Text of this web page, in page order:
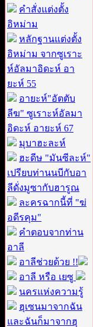
คำสั่งแต่งตั้ง
อิหม่าม
หลักฐานแต่งตั้ง
อิหม่าม จากซูเราะ
ห์อัลมาอิดะห์ อา
ยะห์ 55
อายะห์"อัตตับ
ลีฆ" ซูเราะห์อัลมา
อิดะห์ อายะห์ 67
มุบาฮะละห์
ฮะดีษ "มันซีละห์"
เปรียบท่านนบีกับอา
ลีดั่งมูซากับฮารูณ
ละครฉากนี้ที่ "ฆ่
อดีรคุม"
คำตอบจากท่าน
อาลี
อาลีช่วยด้วย !!
อาลี หรือ เยซู
นครแห่งความรู้
ฮุเซนมาจากฉัน
และฉันก็มาจากฮุ